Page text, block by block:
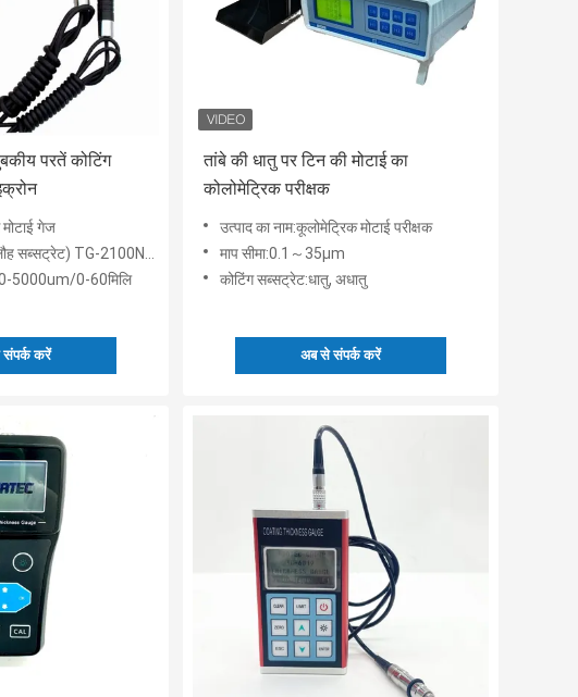
परतें कोटिंग
मोटाई गेज
लौह सब्सट्रेट) TG-2100FN (2 इन 1, F और NF प्रकार)
0-5000um/0-60मिलि
करें
तांबे की धातु पर टिन की मोटाई का
कोलोमेट्रिक परीक्षक
उत्पाद का नाम:कूलोमेट्रिक मोटाई परीक्षक
माप सीमा:0.1～35μm
कोटिंग सब्सट्रेट:धातु, अधातु
अब से संपर्क करें